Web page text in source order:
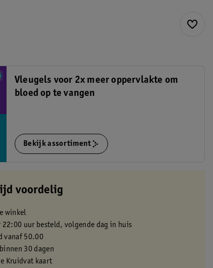
Vleugels voor 2x meer oppervlakte om
bloed op te vangen
Bekijk assortiment
voordelig
winkel
22:00 uur besteld, volgende dag in huis
vanaf 50.00
30 dagen
Kruidvat kaart